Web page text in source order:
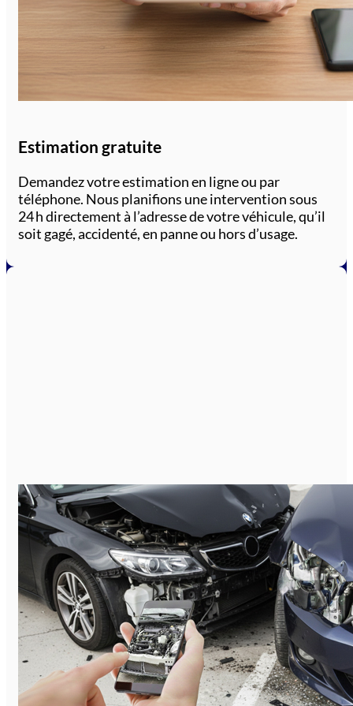
Estimation gratuite
Demandez votre estimation en ligne ou par
téléphone. Nous planifions une intervention sous
24 h directement à l’adresse de votre véhicule, qu’il
soit gagé, accidenté, en panne ou hors d’usage.